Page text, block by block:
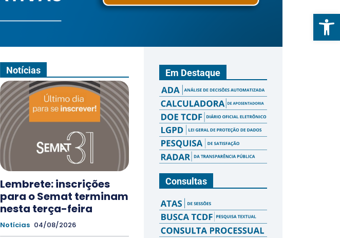
Abrir
Notícias
Lembrete: inscrições
para o Semat terminam
nesta terça-feira
Notícias 04/08/2026
Em Destaque
Consultas